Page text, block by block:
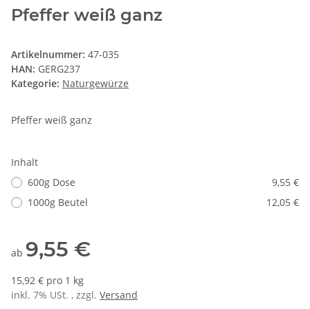
Pfeffer weiß ganz
Artikelnummer: 47-035
HAN: GERG237
Kategorie: Naturgewürze
Pfeffer weiß ganz
Inhalt
600g Dose
9,55 €
1000g Beutel
12,05 €
ab 9,55 €
15,92 € pro 1 kg
inkl. 7% USt. , zzgl. Versand